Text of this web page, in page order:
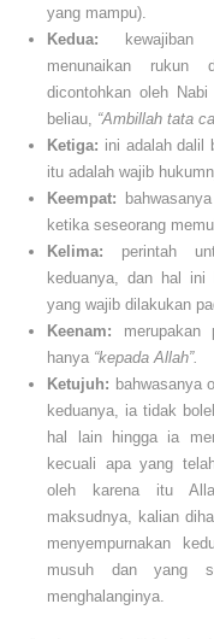
yang mampu).
Kedua: kewajiban
menunaikan rukun
dicontohkan oleh
beliau, “Ambillah tata
Ketiga: ini adalah dalil
itu adalah wajib
Keempat:
ketika seseorang
Kelima: perintah
keduanya, dan hal ini
yang wajib dilakukan
Keenam: merupakan
hanya “kepada Allah”.
Ketujuh: bahwasanya
keduanya, ia tidak
hal lain hingga ia
kecuali apa yang
oleh karena itu
maksudnya, kalian
menyempurnakan
musuh dan yang
menghalanginya.